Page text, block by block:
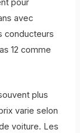
pour
avec
conducteurs
12 comme
plus
varie selon
voiture. Les